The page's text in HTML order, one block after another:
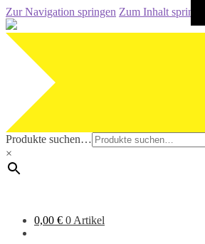
Zur Navigation springen Zum Inhalt springen
Produkte suchen…
×
0,00 € 0 Artikel